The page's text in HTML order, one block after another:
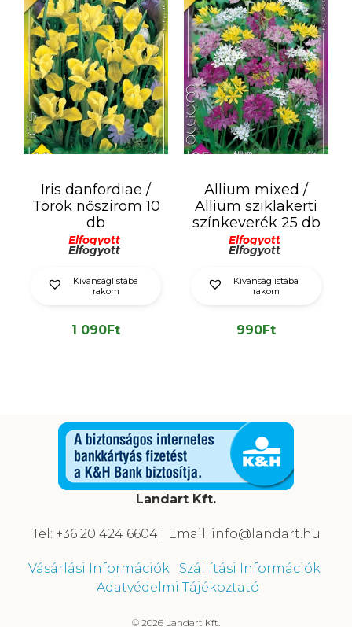
Iris danfordiae /
Török nőszirom 10
db
Elfogyott
Elfogyott
Kívánságlistába
rakom
1 090Ft
Allium mixed /
Allium sziklakerti
színkeverék 25 db
Elfogyott
Elfogyott
Kívánságlistába
rakom
990Ft
Landart Kft.
Tel: +36 20 424 6604 | Email: info@landart.hu
Vásárlási Információk
Szállítási Információk
Adatvédelmi Tájékoztató
© 2026 Landart Kft.